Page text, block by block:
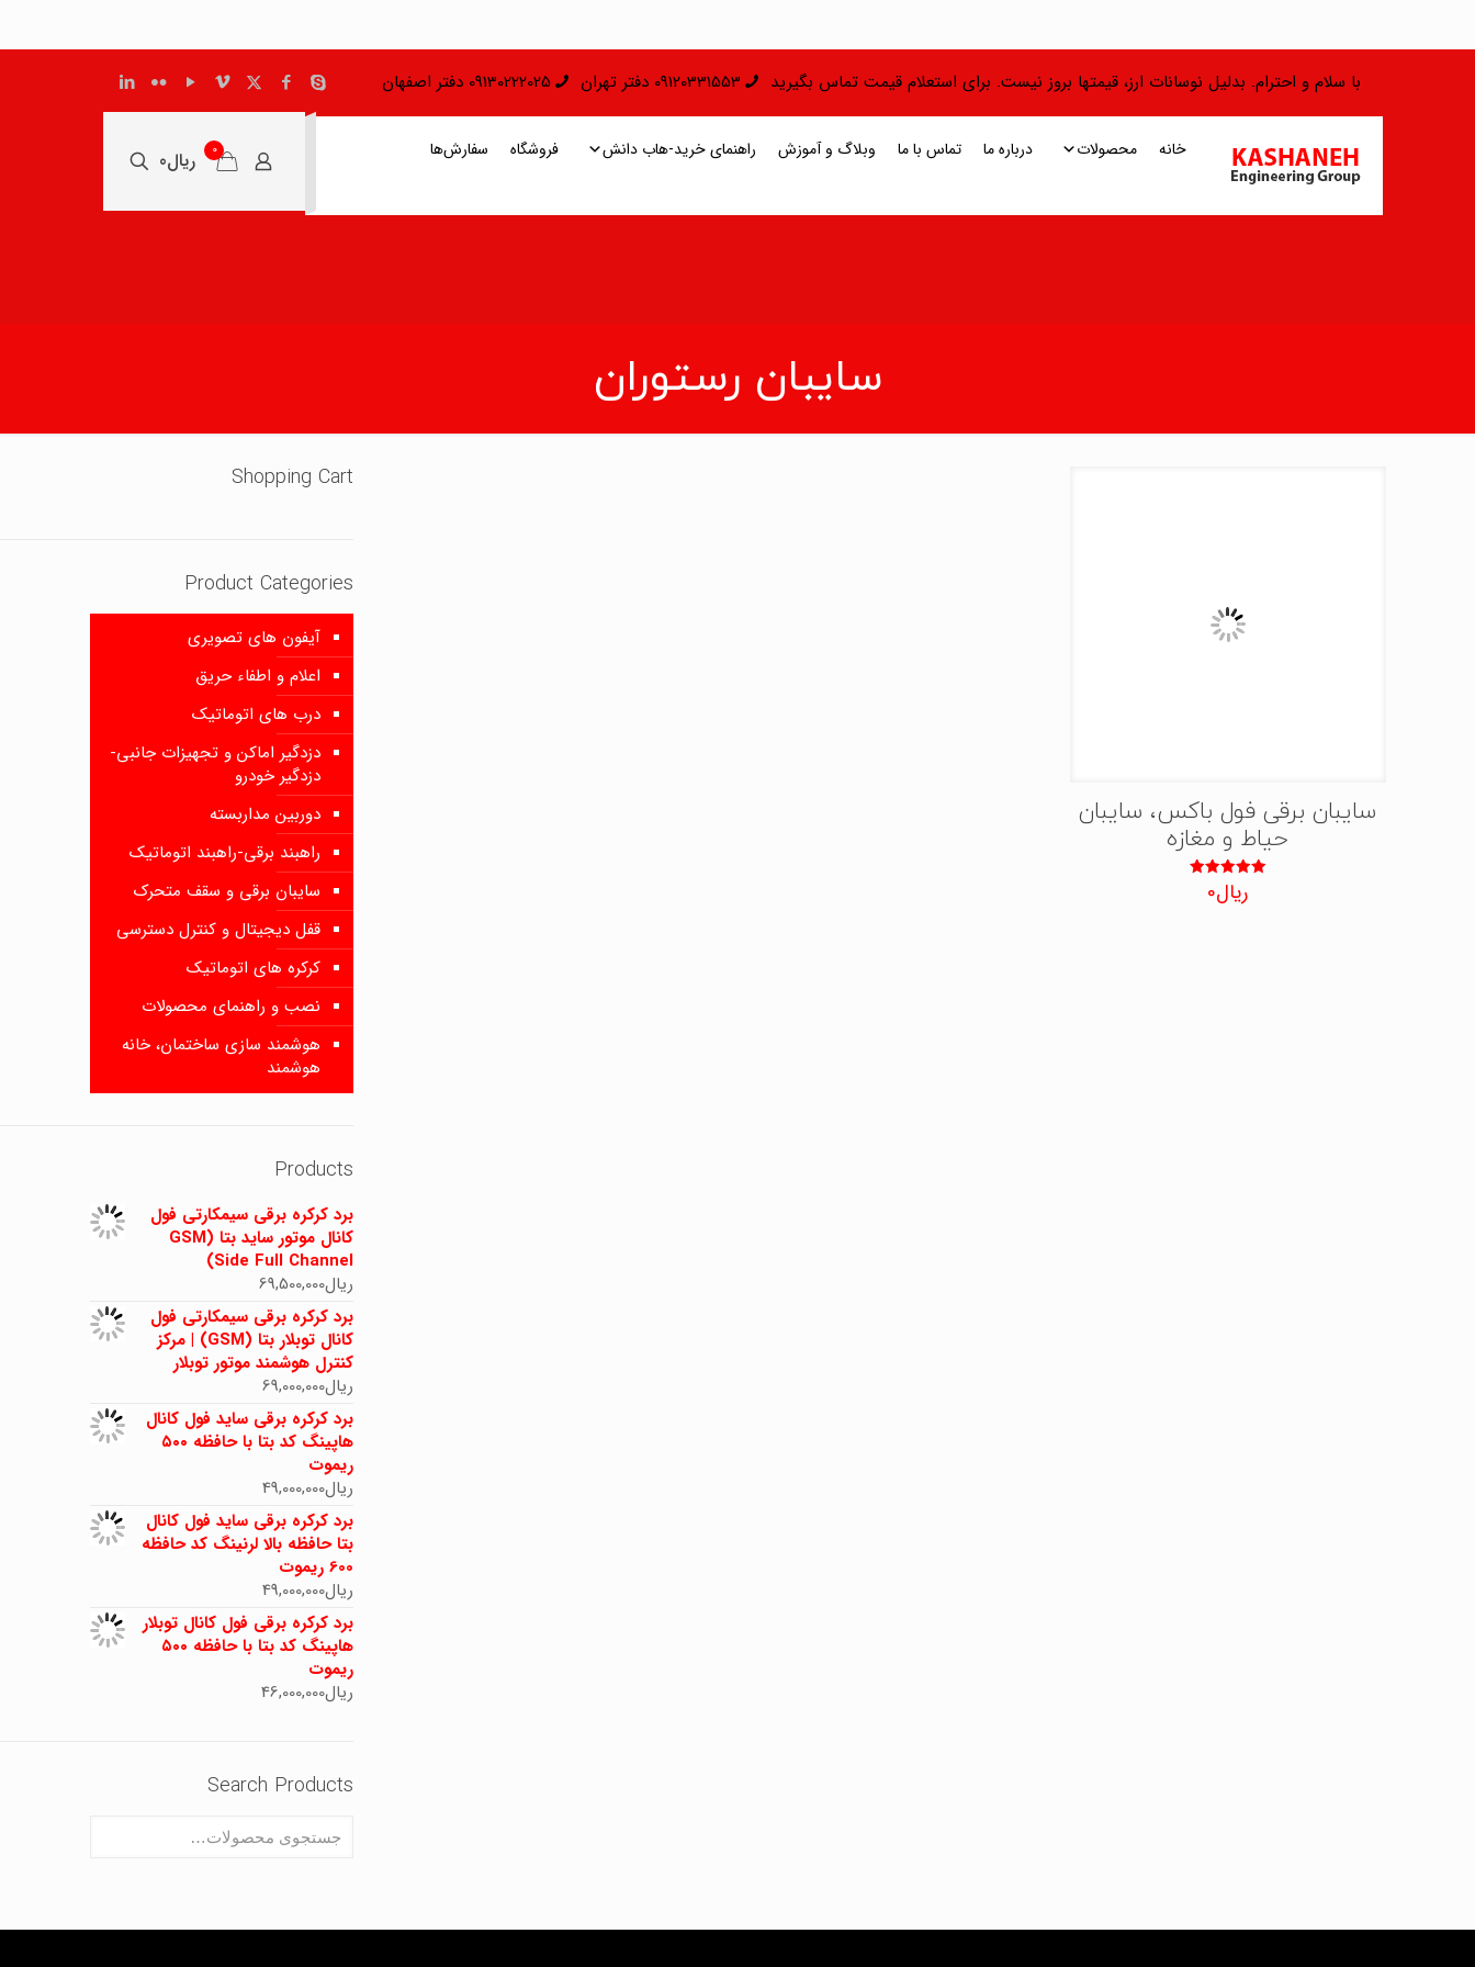
با سلام و احترام. بدلیل نوسانات ارز، قیمتها بروز نیست. برای استعلام قیمت تماس بگیرید 09120331553 دفتر تهران 09130222025 دفتر اصفهان
خانه محصولات درباره ما تماس با ما وبلاگ و آموزش راهنمای خرید-هاب دانش فروشگاه سفارش‌ها 0 ریال0
سایبان رستوران
سایبان برقی فول باکس، سایبان
حیاط و مغازه
نمره
5.00
ریال0
Shopping Cart
Product Categories
آیفون های تصویری
اعلام و اطفاء حریق
درب های اتوماتیک
دزدگیر اماکن و تجهیزات جانبی-
دزدگیر خودرو
دوربین مداربسته
راهبند برقی-راهبند اتوماتیک
سایبان برقی و سقف متحرک
قفل دیجیتال و کنترل دسترسی
کرکره های اتوماتیک
نصب و راهنمای محصولات
هوشمند سازی ساختمان، خانه
هوشمند
Products
برد کرکره برقی سیمکارتی فول
کانال موتور ساید بتا (GSM
Side Full Channel)
ریال69,500,000
برد کرکره برقی سیمکارتی فول
کانال توبلار بتا (GSM) | مرکز
کنترل هوشمند موتور توبلار
ریال69,000,000
برد کرکره برقی ساید فول کانال
هاپینگ کد بتا با حافظه ۵۰۰
ریموت
ریال49,000,000
برد کرکره برقی ساید فول کانال
بتا حافظه بالا لرنینگ کد حافظه
600 ریموت
ریال49,000,000
برد کرکره برقی فول کانال توبلار
هاپینگ کد بتا با حافظه ۵۰۰
ریموت
ریال46,000,000
Search Products